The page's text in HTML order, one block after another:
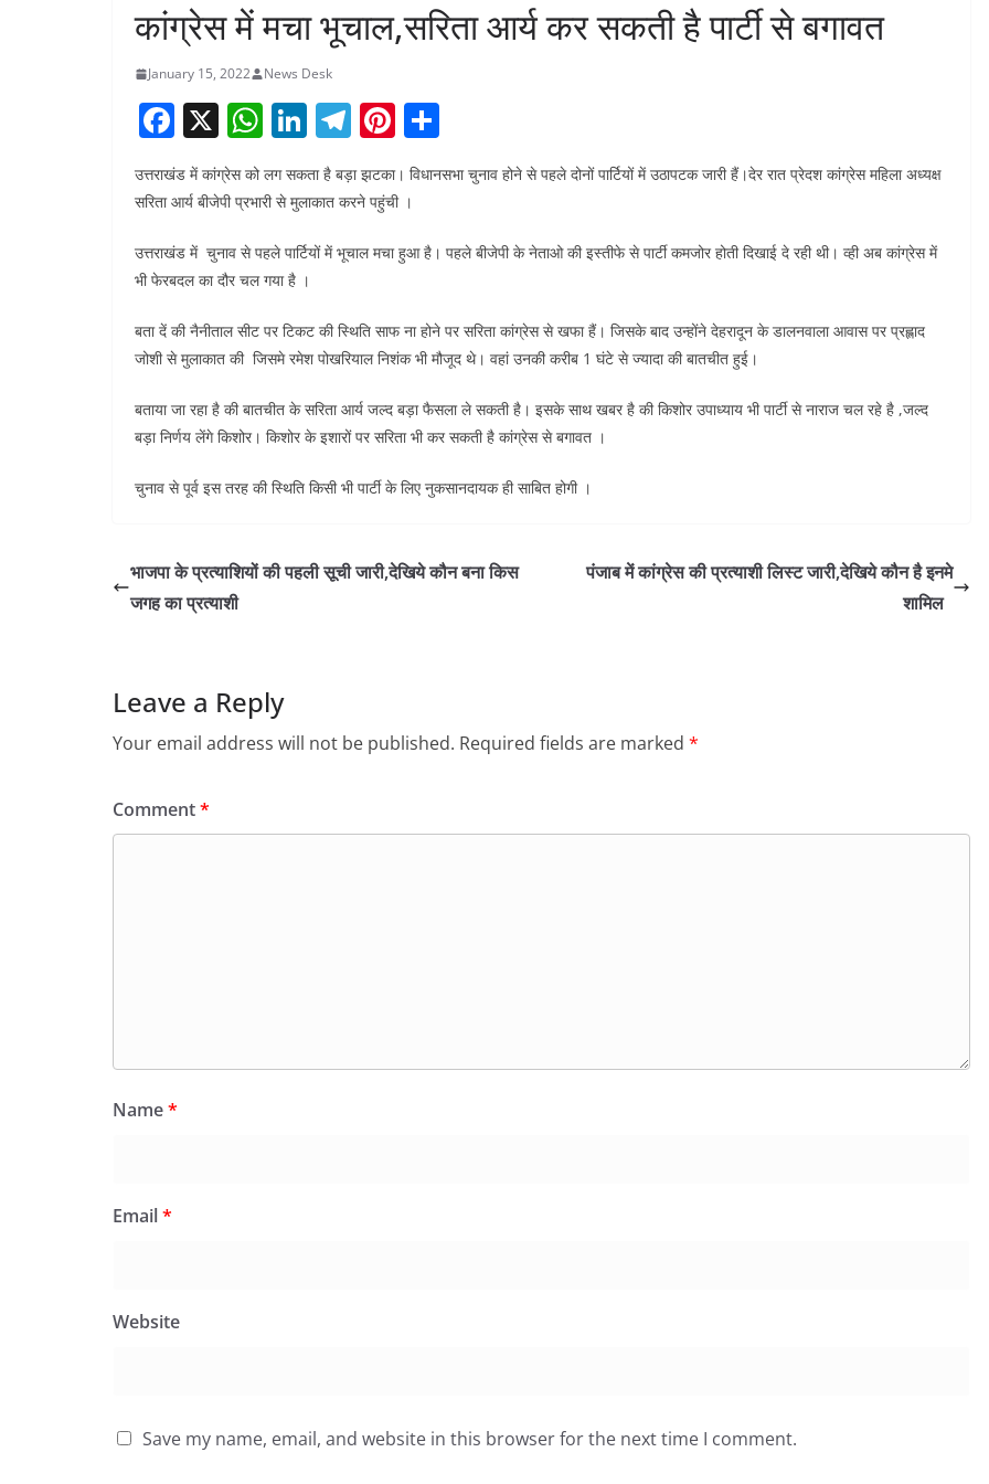
कांग्रेस में मचा भूचाल,सरिता आर्य कर सकती है पार्टी से बगावत
January 15, 2022 News Desk
F
a
c
b
o
o
k
X W
at
A
p
p
Li
n
k
dI
n
T
e
gr
a
Pi
nt
er
st
ar
उत्तराखंड में कांग्रेस को लग सकता है बड़ा झटका। विधानसभा चुनाव होने से पहले दोनों पार्टियों में उठापटक जारी हैं।देर रात प्रेदश कांग्रेस महिला अध्यक्ष
सरिता आर्य बीजेपी प्रभारी से मुलाकात करने पहुंची ।
उत्तराखंड में चुनाव से पहले पार्टियों में भूचाल मचा हुआ है। पहले बीजेपी के नेताओ की इस्तीफे से पार्टी कमजोर होती दिखाई दे रही थी। व्ही अब कांग्रेस में
भी फेरबदल का दौर चल गया है ।
बता दें की नैनीताल सीट पर टिकट की स्थिति साफ ना होने पर सरिता कांग्रेस से खफा हैं। जिसके बाद उन्होंने देहरादून के डालनवाला आवास पर प्रह्लाद
जोशी से मुलाकात की जिसमे रमेश पोखरियाल निशंक भी मौजूद थे। वहां उनकी करीब 1 घंटे से ज्यादा की बातचीत हुई।
बताया जा रहा है की बातचीत के सरिता आर्य जल्द बड़ा फैसला ले सकती है। इसके साथ खबर है की किशोर उपाध्याय भी पार्टी से नाराज चल रहे है ,जल्द
बड़ा निर्णय लेंगे किशोर। किशोर के इशारों पर सरिता भी कर सकती है कांग्रेस से बगावत ।
चुनाव से पूर्व इस तरह की स्थिति किसी भी पार्टी के लिए नुकसानदायक ही साबित होगी ।
भाजपा के प्रत्याशियों की पहली सूची जारी,देखिये कौन बना किस
जगह का प्रत्याशी
पंजाब में कांग्रेस की प्रत्याशी लिस्ट जारी,देखिये कौन है इनमे
शामिल
Leave a Reply
Your email address will not be published. Required fields are marked *
Comment*
Name*
Email*
Website
Save my name, email, and website in this browser for the next time I comment.